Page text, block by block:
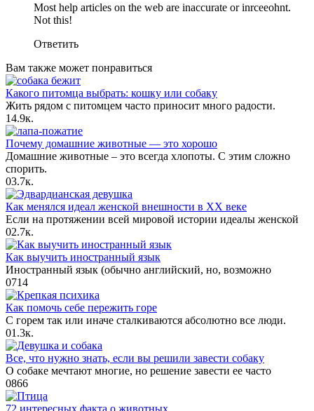
Most help articles on the web are inaccurate or inrceeohnt.
Not this!
Ответить
Вам также может понравиться
Какого питомца выбрать: кошку или собаку
Жить рядом с питомцем часто приносит много радости.
14.9к.
Почему домашние животные — это хорошо
Домашние животные ‒ это всегда хлопоты. С этим сложно
спорить.
03.7к.
Как менялся идеал женской внешности в XX веке
Если на протяжении всей мировой истории идеалы женской
02.7к.
Как выучить иностранный язык
Иностранный язык (обычно английский, но, возможно
0714
Как помочь себе пережить горе
С горем так или иначе сталкиваются абсолютно все люди.
01.3к.
Все, что нужно знать, если вы решили завести собаку
О собаке мечтают многие, но решение завести ее часто
0866
72 интересных факта о животных